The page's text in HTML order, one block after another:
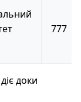
777
доки